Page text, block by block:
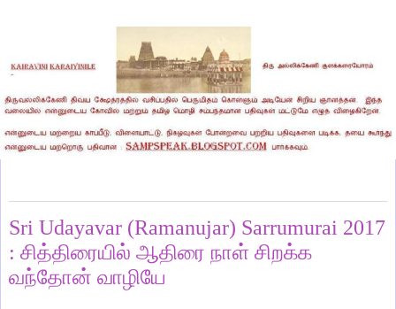
Sri Udayavar (Ramanujar) Sarrumurai 2017
: சித்திரையில் ஆதிரை நாள் சிறக்க
வந்தோன் வாழியே